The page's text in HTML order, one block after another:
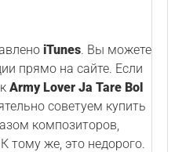
iTunes. Вы можете
прямо на сайте. Если
Army Lover Ja Tare Bol
советуем купить
композиторов,
тому же, это недорого.